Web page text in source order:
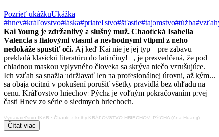
Pozrieť ukážkuUkážka
#hnev#kráľovstvo#láska#priateľstvo#šťastie#tajomstvo#túžba
Kai Young je zdržanlivý a slušný muž. Chaotická Isabella
Valencia s fialovými vlasmi a nevhodnými vtipmi z neho
nedokáže spustiť oči. Aj keď Kai nie je jej typ – pre zábavu
prekladá klasickú literatúru do latinčiny! –, je presvedčená, že pod
chladnou maskou vplyvného človeka sa skrýva niečo vzrušujúce.
Ich vzťah sa snažia udržiavať len na profesionálnej úrovni, až kým...
sa obaja ocitnú v pokušení porušiť všetky pravidlá bez ohľadu na
cenu. Kráľovstvo hriechov: Pýcha je voľným pokračovaním prvej
časti Hnev zo série o siedmych hriechoch.
Vydavateľstvo IKAR · Čítanie z knihy KRÁĽOVSTVO HRIECHOV: PÝCHA (Ana Huang)
Čítať viac